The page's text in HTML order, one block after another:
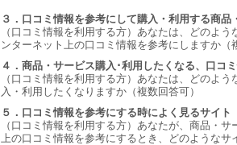
３．口コミ情報を参考にして購入・利用する商品
（口コミ情報を利用する方）あなたは、どのよ
ンターネット上の口コミ情報を参考にしますか（
４．商品・サービス購入･利用したくなる、口コ
（口コミ情報を利用する方）あなたは、どのよ
入・利用したくなりますか（複数回答可）
５．口コミ情報を参考にする時によく見るサイト
（口コミ情報を利用する方）あなたが、商品・
上の口コミ情報を参考にするとき、どのような